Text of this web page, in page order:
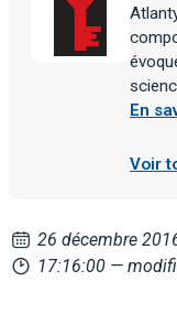
En
Voir
26 décembre
17:16:00 —